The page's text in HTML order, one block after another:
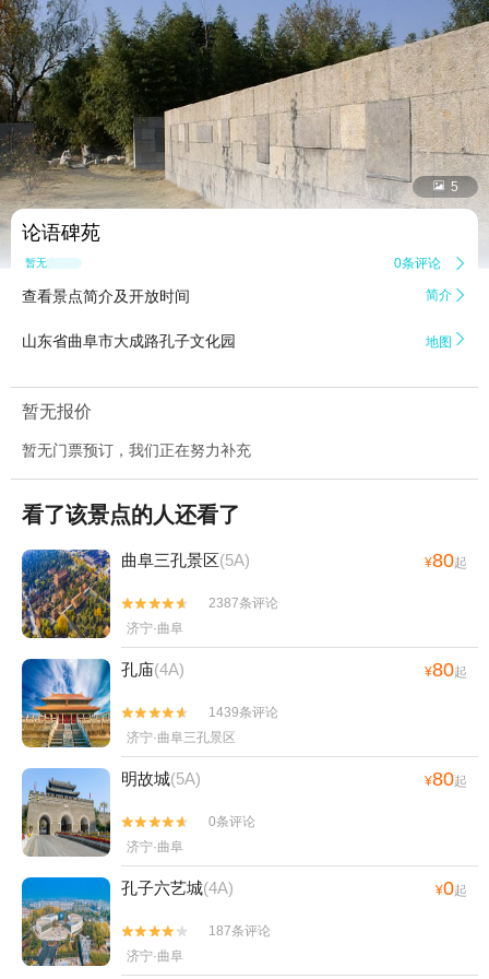
 5
论语碑苑
暂无点评 0条评论 
查看景点简介及开放时间 简介 
山东省曲阜市大成路孔子文化园 地图 
暂无报价
暂无门票预订，我们正在努力补充
看了该景点的人还看了
曲阜三孔景区(5A) ¥80起


2387条评论
济宁·曲阜
孔庙(4A) ¥80起


1439条评论
济宁·曲阜三孔景区
明故城(5A) ¥80起


0条评论
济宁·曲阜
孔子六艺城(4A) ¥0起


187条评论
济宁·曲阜
